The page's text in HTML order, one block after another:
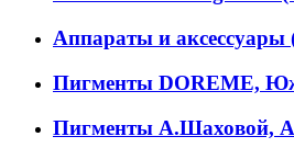
Аппараты и аксессуары
Пигменты DOREME,
Пигменты А.Шаховой,